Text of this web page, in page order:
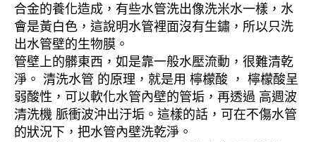
合金的養化造成，有些水管洗出像洗米水一樣，水
會是黃白色，這說明水管裡面沒有生鏽，所以只洗
出水管壁的生物膜。
管壁上的髒東西，如是靠一般水壓流動，很難清乾
淨。 清洗水管 的原理，就是用 檸檬酸 ， 檸檬酸呈
弱酸性，可以軟化水管內壁的管垢，再透過 高週波
清洗機 脈衝波沖出汙垢。這樣的話，可在不傷水管
的狀況下，把水管內壁洗乾淨。